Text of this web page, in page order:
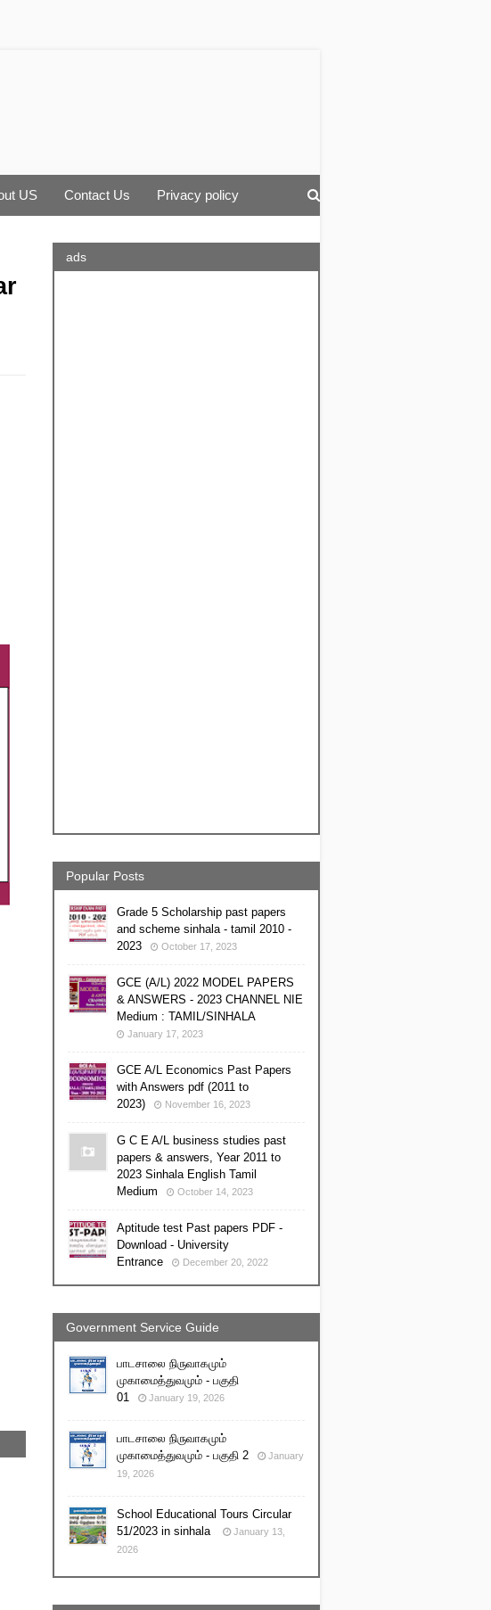
US Contact Us Privacy policy
ads
Popular Posts
Grade 5 Scholarship past papers
and scheme sinhala - tamil 2010 -
2023
October 17, 2023
GCE (A/L) 2022 MODEL PAPERS
& ANSWERS - 2023 CHANNEL NIE
Medium : TAMIL/SINHALA
January 17, 2023
GCE A/L Economics Past Papers
with Answers pdf (2011 to
2023)
November 16, 2023
G C E A/L business studies past
papers & answers, Year 2011 to
2023 Sinhala English Tamil
Medium
October 14, 2023
Aptitude test Past papers PDF -
Download - University
Entrance
December 20, 2022
Government Service Guide
பாடசாலை நிருவாகமும்
முகாமைத்துவமும் - பகுதி
01
January 19, 2026
பாடசாலை நிருவாகமும்
முகாமைத்துவமும் - பகுதி 2
January
19, 2026
School Educational Tours Circular
51/2023 in sinhala
January 13,
2026